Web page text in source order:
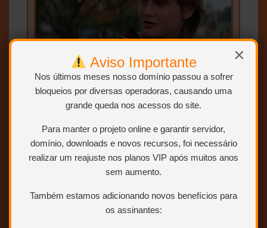
×
Aviso Importante
Nos últimos meses nosso domínio passou a sofrer
bloqueios por diversas operadoras, causando uma
grande queda nos acessos do site.
Para manter o projeto online e garantir servidor,
domínio, downloads e novos recursos, foi necessário
realizar um reajuste nos planos VIP após muitos anos
sem aumento.
Também estamos adicionando novos benefícios para
os assinantes: